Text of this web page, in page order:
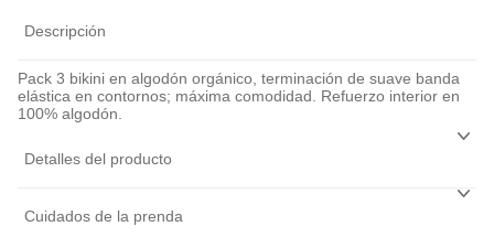
Descripción
Pack 3 bikini en algodón orgánico, terminación de suave banda
elástica en contornos; máxima comodidad. Refuerzo interior en
100% algodón.
Detalles del producto
Cuidados de la prenda